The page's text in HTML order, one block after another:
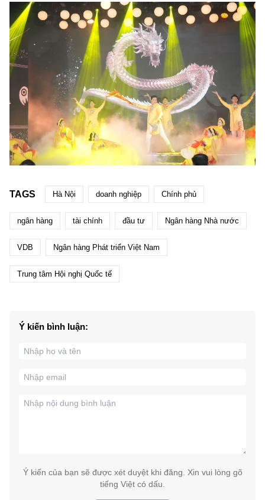
TAGS Hà Nội doanh nghiệp Chính phủ
ngân hàng tài chính đầu tư Ngân hàng Nhà nước
VDB Ngân hàng Phát triển Việt Nam
Trung tâm Hội nghị Quốc tế
Ý kiến bình luận:
Ý kiến của bạn sẽ được xét duyệt khi đăng. Xin vui lòng gõ
tiếng Việt có dấu.